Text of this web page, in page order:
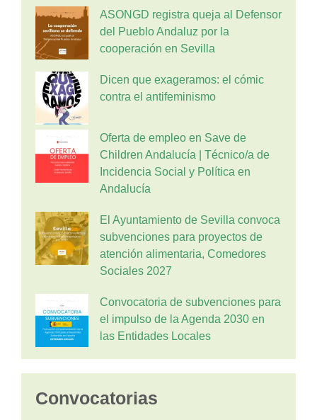
ASONGD registra queja al Defensor
del Pueblo Andaluz por la
cooperación en Sevilla
Dicen que exageramos: el cómic
contra el antifeminismo
Oferta de empleo en Save de
Children Andalucía | Técnico/a de
Incidencia Social y Política en
Andalucía
El Ayuntamiento de Sevilla convoca
subvenciones para proyectos de
atención alimentaria, Comedores
Sociales 2027
Convocatoria de subvenciones para
el impulso de la Agenda 2030 en
las Entidades Locales
Convocatorias